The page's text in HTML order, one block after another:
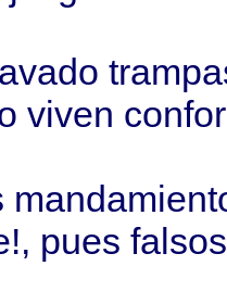
viven
!, pues falsos